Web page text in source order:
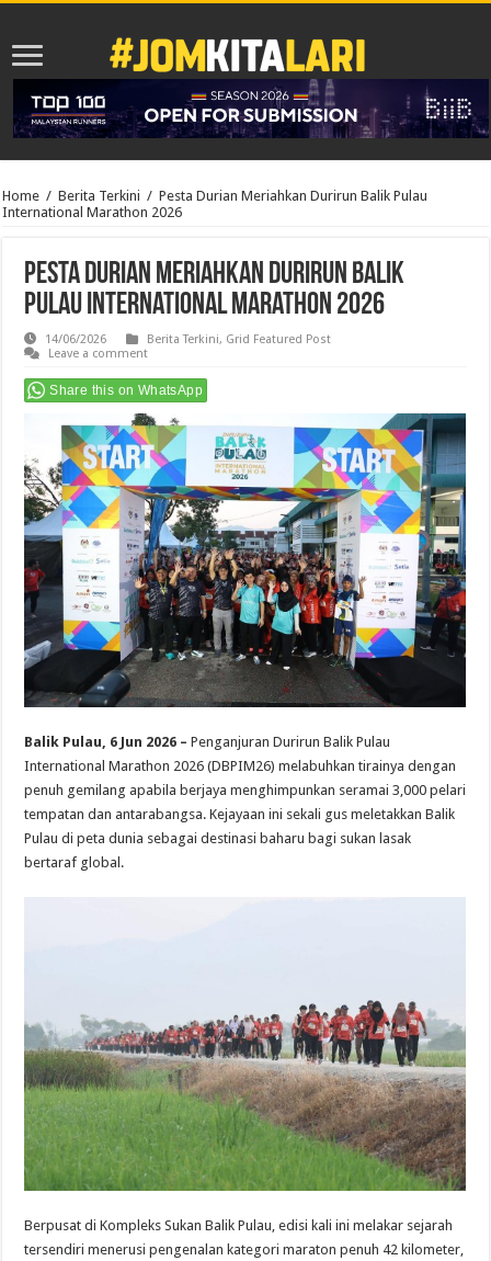
Home / Berita Terkini / Pesta Durian Meriahkan Durirun Balik Pulau
International Marathon 2026
Pesta Durian Meriahkan Durirun Balik
Pulau International Marathon 2026
14/06/2026 Berita Terkini, Grid Featured Post
Leave a comment
Share this on WhatsApp
Balik Pulau, 6 Jun 2026 – Penganjuran Durirun Balik Pulau
International Marathon 2026 (DBPIM26) melabuhkan tirainya dengan
penuh gemilang apabila berjaya menghimpunkan seramai 3,000 pelari
tempatan dan antarabangsa. Kejayaan ini sekali gus meletakkan Balik
Pulau di peta dunia sebagai destinasi baharu bagi sukan lasak
bertaraf global.
Berpusat di Kompleks Sukan Balik Pulau, edisi kali ini melakar sejarah
tersendiri menerusi pengenalan kategori maraton penuh 42 kilometer,